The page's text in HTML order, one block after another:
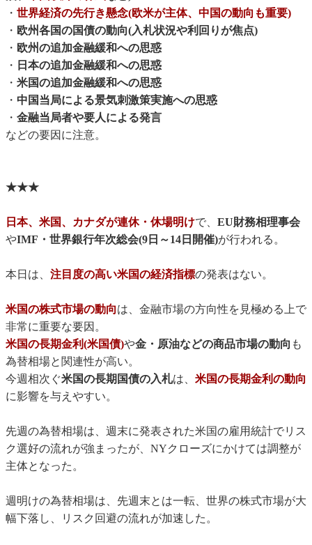
・ 世界経済の先行き懸念(欧米が主体、中国の動向も重要)
・ 欧州各国の国債の動向(入札状況や利回りが焦点)
・ 欧州の追加金融緩和への思惑
・ 日本の追加金融緩和への思惑
・ 米国の追加金融緩和への思惑
・ 中国当局による景気刺激策実施への思惑
・ 金融当局者や要人による発言
などの要因に注意。
★★★
日本、米国、カナダが連休・休場明けで、 EU財務相理事会
やIMF・世界銀行年次総会(9日～14日開催)が行われる。
本日は、 注目度の高い米国の経済指標の発表はない。
米国の株式市場の動向は、金融市場の方向性を見極める上で
非常に重要な要因。
米国の長期金利(米国債)や金・原油などの商品市場の動向 も
為替相場と関連性が高い。
今週相次ぐ米国の長期国債の入札は、 米国の長期金利の動向
に影響を与えやすい。
先週の為替相場は、週末に発表された米国の雇用統計でリス
ク選好の流れが強まったが、NYクローズにかけては調整が
主体となった。
週明けの為替相場は、先週末とは一転、世界の株式市場が大
幅下落し、リスク回避の流れが加速した。